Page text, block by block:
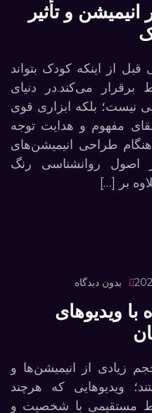
و تأثیر
از اینکه کودک بتواند
برقرار می‌کند.در دنیای
نیست؛ بلکه ابزاری قوی
مفهوم و هدایت توجه
طراحی انیمیشن‌های
اصول روانشناسی رنگ
بر […]
بدون دیدگاه
با ویدیوهای
زیادی از انیمیشن‌ها و
ویدیوهایی که هرچند
مستقیمی با شخصیت و